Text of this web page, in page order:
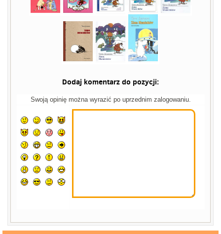
Dodaj komentarz do pozycji:
Swoją opinię można wyrazić po uprzednim zalogowaniu.